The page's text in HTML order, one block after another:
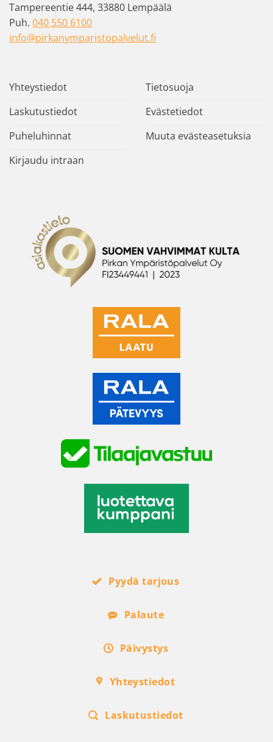
Tampereentie 444, 33880 Lempäälä
Puh. 040 550 6100
info@pirkanymparistopalvelut.fi
Yhteystiedot
Laskutustiedot
Puheluhinnat
Kirjaudu intraan
Tietosuoja
Evästetiedot
Muuta evästeasetuksia
Pyydä tarjous
Palaute
Päivystys
Yhteystiedot
Laskutustiedot